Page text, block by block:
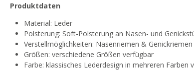
Produktdaten
Material: Leder
Polsterung: Soft-Polsterung an Nasen- und
Verstellmöglichkeiten: Nasenriemen & Genickriemen
Größen: verschiedene Größen verfügbar
Farbe: klassisches Lederdesign in mehreren Farben